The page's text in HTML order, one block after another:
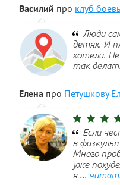
Василий про клуб
Люди
детях. И
хотели.
так
Елена про Петушкову
Если
в
Много
уже
я ...